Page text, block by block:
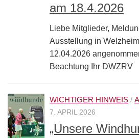
am 18.4.2026
Liebe Mitglieder,
Ausstellung in
12.04.2026
Beachtung Ihr DWZRV
WICHTIGER HINWEIS /
7. APRIL 2026
„Unsere